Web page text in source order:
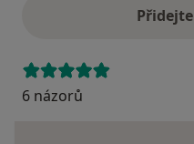
6 názorů